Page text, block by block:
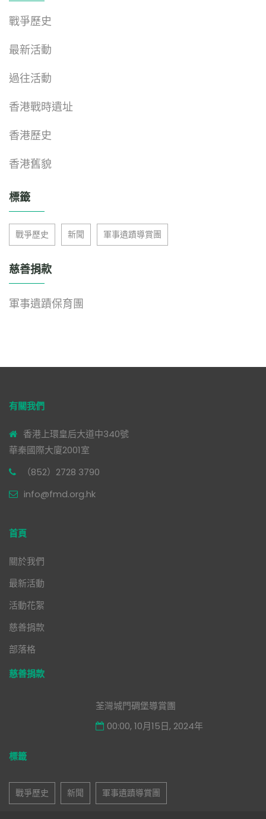
戰爭歷史
最新活動
過往活動
香港戰時遺址
香港歷史
香港舊貌
標籤
戰爭歷史 新聞 軍事遺蹟導賞團
慈善捐款
軍事遺蹟保育團
有關我們
香港上環皇后大道中340號
華秦國際大廈2001室
（852）2728 3790
info@fmd.org.hk
首頁
關於我們
最新活動
活動花絮
慈善捐款
部落格
慈善捐款
荃灣城門碉堡導賞團
00:00, 10月15日, 2024年
標籤
戰爭歷史 新聞 軍事遺蹟導賞團